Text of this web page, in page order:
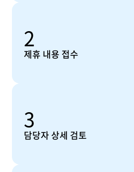
2
제휴 내용 접수
3
담당자 상세 검토